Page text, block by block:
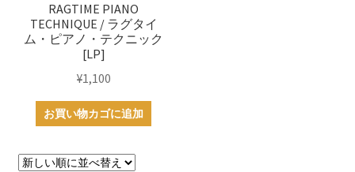
RAGTIME PIANO
TECHNIQUE / ラグタイ
ム・ピアノ・テクニック
[LP]
¥1,100
お買い物カゴに追加